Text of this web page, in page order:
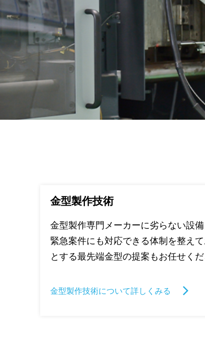
金型製作技術
金型製作専門メーカーに劣らない設
緊急案件にも対応できる体制を整え
とする最先端金型の提案もお任せくだ
金型製作技術について詳しくみる